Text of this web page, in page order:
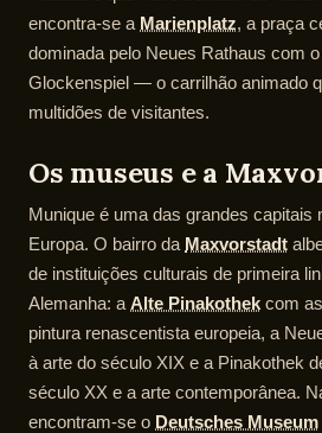
encontra-se a Marienplatz, a praça
dominada pelo Neues Rathaus com
Glockenspiel — o carrilhão animado
multidões de visitantes.
Os museus e a
Munique é uma das grandes capitais
Europa. O bairro da Maxvorstadt
de instituições culturais de primeira
Alemanha: a Alte Pinakothek com
pintura renascentista europeia, a
à arte do século XIX e a Pinakothek
século XX e a arte contemporânea.
encontram-se o Deutsches Museum